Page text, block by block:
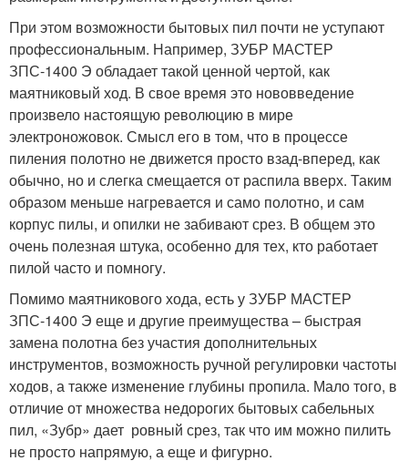
При этом возможности бытовых пил почти не уступают
профессиональным. Например, ЗУБР МАСТЕР
ЗПС-1400 Э обладает такой ценной чертой, как
маятниковый ход. В свое время это нововведение
произвело настоящую революцию в мире
электроножовок. Смысл его в том, что в процессе
пиления полотно не движется просто взад-вперед, как
обычно, но и слегка смещается от распила вверх. Таким
образом меньше нагревается и само полотно, и сам
корпус пилы, и опилки не забивают срез. В общем это
очень полезная штука, особенно для тех, кто работает
пилой часто и помногу.
Помимо маятникового хода, есть у ЗУБР МАСТЕР
ЗПС-1400 Э еще и другие преимущества – быстрая
замена полотна без участия дополнительных
инструментов, возможность ручной регулировки частоты
ходов, а также изменение глубины пропила. Мало того, в
отличие от множества недорогих бытовых сабельных
пил, «Зубр» дает ровный срез, так что им можно пилить
не просто напрямую, а еще и фигурно.